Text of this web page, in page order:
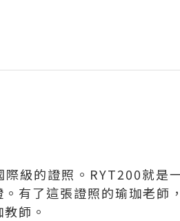
級的證照。RYT200就是
有了這張證照的瑜珈老師
師。